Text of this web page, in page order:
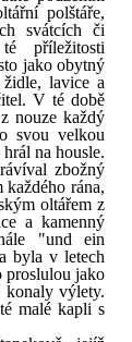
polštáře,
svátcích či
příležitosti
jako obytný
židle, lavice a
V té době
nouze každý
svou velkou
na housle.
zbožný
rána,
oltářem z
a kamenný
"und ein
byla v letech
proslulou jako
výlety.
malé kapli s